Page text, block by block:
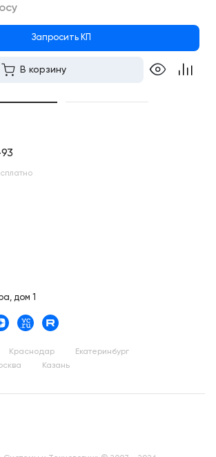
Запросить КП
В корзину
дом 1
Краснодар
Екатеринбург
Казань